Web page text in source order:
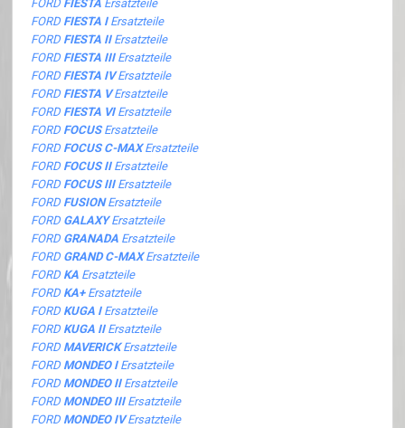
FORD FIESTA Ersatzteile
FORD FIESTA IErsatzteile
FORD FIESTA IIErsatzteile
FORD FIESTA IIIErsatzteile
FORD FIESTA IVErsatzteile
FORD FIESTA VErsatzteile
FORD FIESTA VIErsatzteile
FORD FOCUSErsatzteile
FORD FOCUS C-MAXErsatzteile
FORD FOCUS IIErsatzteile
FORD FOCUS IIIErsatzteile
FORD FUSIONErsatzteile
FORD GALAXYErsatzteile
FORD GRANADA Ersatzteile
FORD GRAND C-MAXErsatzteile
FORD KA Ersatzteile
FORD KA+ Ersatzteile
FORD KUGA IErsatzteile
FORD KUGA IIErsatzteile
FORD MAVERICKErsatzteile
FORD MONDEO IErsatzteile
FORD MONDEO IIErsatzteile
FORD MONDEO IIIErsatzteile
FORD MONDEO IVErsatzteile